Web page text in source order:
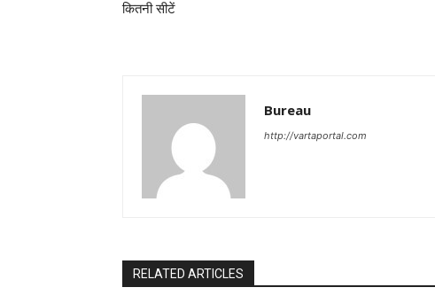
कितनी सीटें
Bureau
http://vartaportal.com
RELATED ARTICLES